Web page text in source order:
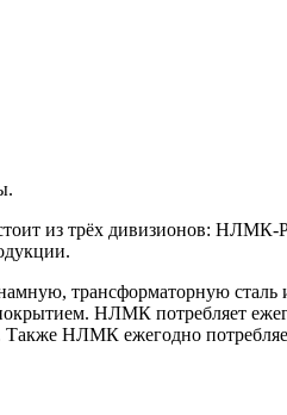
из трёх дивизионов:
трансформаторную
НЛМК потребляет
НЛМК ежегодно